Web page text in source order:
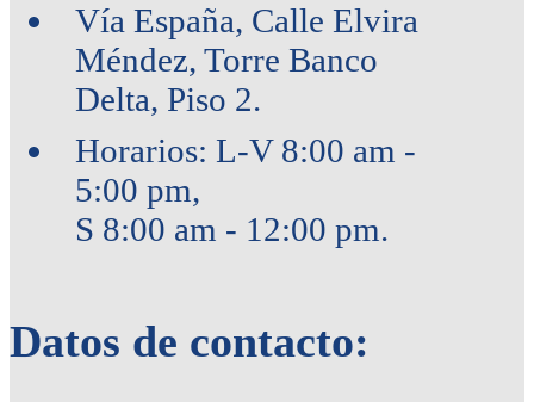
Vía España, Calle Elvira
Méndez, Torre Banco
Delta, Piso 2.
Horarios: L-V 8:00 am -
5:00 pm,
S 8:00 am - 12:00 pm.
Datos de contacto: